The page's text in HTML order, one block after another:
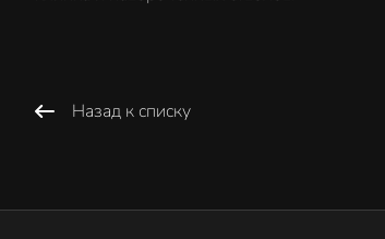
Назад к списку